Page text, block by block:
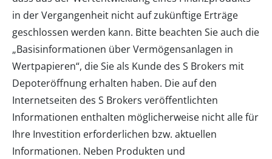
in der Vergangenheit nicht auf zukünftige Erträge
geschlossen werden kann. Bitte beachten Sie auch die
„Basisinformationen über Vermögensanlagen in
Wertpapieren“, die Sie als Kunde des S Brokers mit
Depoteröffnung erhalten haben. Die auf den
Internetseiten des S Brokers veröffentlichten
Informationen enthalten möglicherweise nicht alle für
Ihre Investition erforderlichen bzw. aktuellen
Informationen. Neben Produkten und